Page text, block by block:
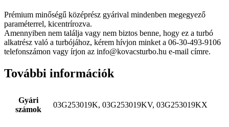
Prémium minőségű középrész gyárival mindenben megegyező
paraméterrel, kicentrírozva.
Amennyiben nem találja vagy nem biztos benne, hogy ez a turbó
alkatrész való a turbójához, kérem hívjon minket a 06-30-493-9106
telefonszámon vagy írjon az info@kovacsturbo.hu e-mail címre.
További információk
Gyári
számok
03G253019K, 03G253019KV, 03G253019KX